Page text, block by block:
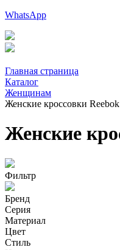
WhatsApp
Главная страница
Каталог
Женщинам
Женские кроссовки Reebok
Женские
Фильтр
Бренд
Серия
Материал
Цвет
Стиль